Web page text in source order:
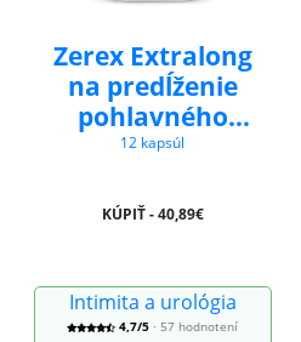
Zerex Extralong
na predĺženie
pohlavného
styku
12 kapsúl
KÚPIŤ - 40,89€
Intimita a urológia
4,7/5 · 57 hodnotení